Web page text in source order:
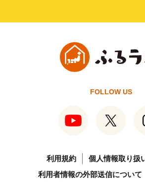
FOLLOW US
利用規約
個人情報取り扱
利用者情報の外部送信について